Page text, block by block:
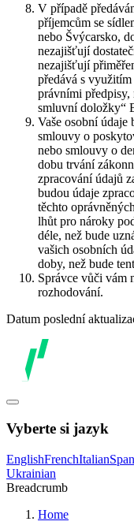
V případě
příjemcům se
nebo Švýcarsko,
nezajišťují
nezajišťují
předává s
právními předpisy,
smluvní doložky“
Vaše osobní
smlouvy o
nebo smlouvy o
dobu trvání
zpracování údajů
budou údaje
těchto
lhůt pro nároky
déle, než bude
vašich osobních
doby, než bude
Správce vůči vám
rozhodování.
Datum poslední
Vyberte si jazyk
EnglishFrenchItalian
Ukrainian
Breadcrumb
Home